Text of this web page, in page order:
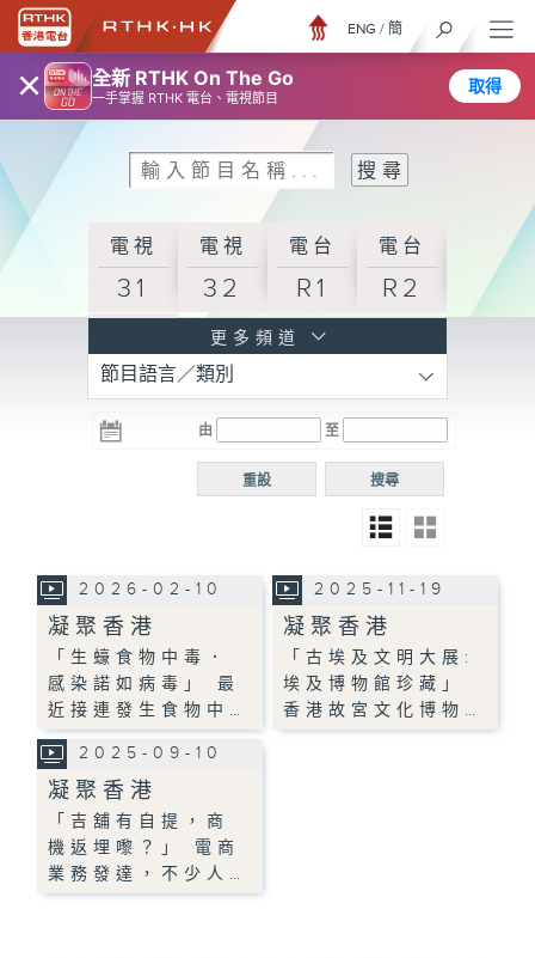
× 全新 RTHK On The Go
一手掌握 RTHK 電台、電視節目
取得
ENG / 簡
電視
31
電視
32
電台
R1
電台
R2
R3
電台 電台
R5
電台
普通
更多頻道
節目語言／類別
由 至
搜尋
重設
2026-02-10
凝聚香港
「生蠔食物中毒．
感染諾如病毒」 最
近接連發生食物中…
2025-11-19
凝聚香港
「古埃及文明大展:
埃及博物館珍藏」
香港故宮文化博物…
2025-09-10
凝聚香港
「吉舖有自提，商
機返埋嚟？」 電商
業務發達，不少人…